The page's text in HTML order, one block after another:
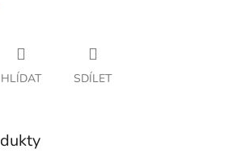
HLÍDAT SDÍLET